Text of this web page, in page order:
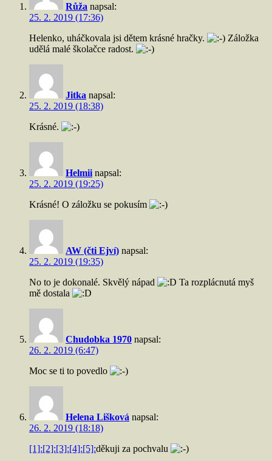
Růža napsal:
25. 2. 2019 (17:36)
Helenko, uháčkovala jsi dětem krásné hračky.
Záložka
udělá malé školačce radost.
Jitka napsal:
25. 2. 2019 (18:38)
Krásné.
Helmii napsal:
25. 2. 2019 (19:25)
Krásné! O záložku se pokusím
AW (čti Ejví) napsal:
25. 2. 2019 (19:35)
No to je dokonalé. Skvělý nápad
Ta rozplácnutá myš
mě dostala
Chudobka 1970 napsal:
26. 2. 2019 (6:47)
Moc se ti to povedlo
Helena Lišková napsal:
26. 2. 2019 (18:18)
[1]:[2]:[3]:[4]:[5]:děkuji za pochvalu